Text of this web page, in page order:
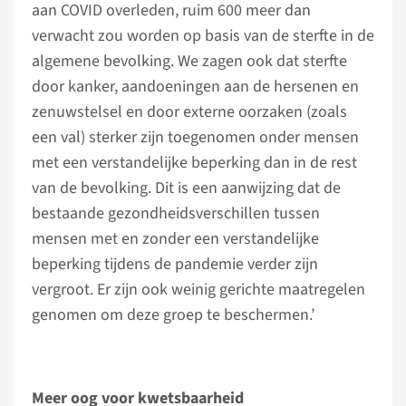
aan COVID overleden, ruim 600 meer dan
verwacht zou worden op basis van de sterfte in de
algemene bevolking. We zagen ook dat sterfte
door kanker, aandoeningen aan de hersenen en
zenuwstelsel en door externe oorzaken (zoals
een val) sterker zijn toegenomen onder mensen
met een verstandelijke beperking dan in de rest
van de bevolking. Dit is een aanwijzing dat de
bestaande gezondheidsverschillen tussen
mensen met en zonder een verstandelijke
beperking tijdens de pandemie verder zijn
vergroot. Er zijn ook weinig gerichte maatregelen
genomen om deze groep te beschermen.’
Meer oog voor kwetsbaarheid